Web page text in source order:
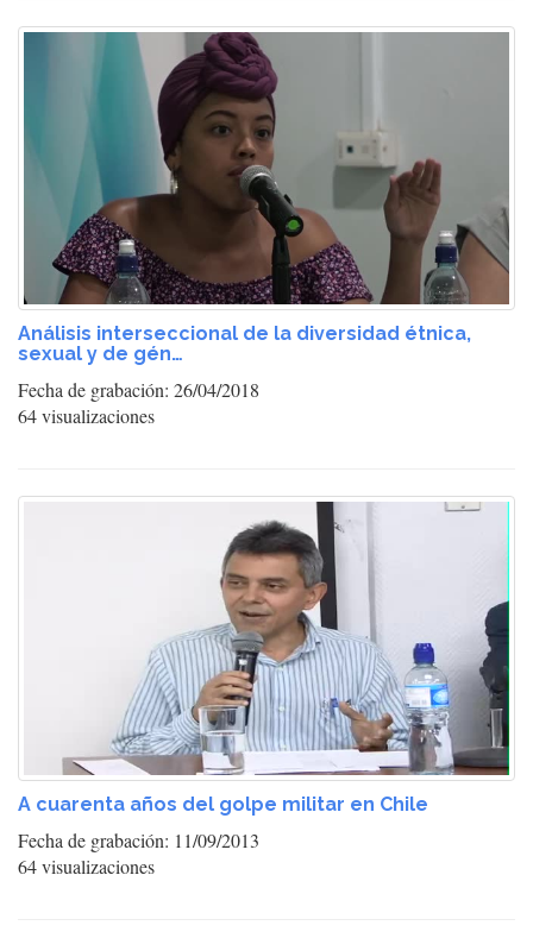
Análisis interseccional de la diversidad étnica,
sexual y de gén…
Fecha de grabación: 26/04/2018
64 visualizaciones
A cuarenta años del golpe militar en Chile
Fecha de grabación: 11/09/2013
64 visualizaciones